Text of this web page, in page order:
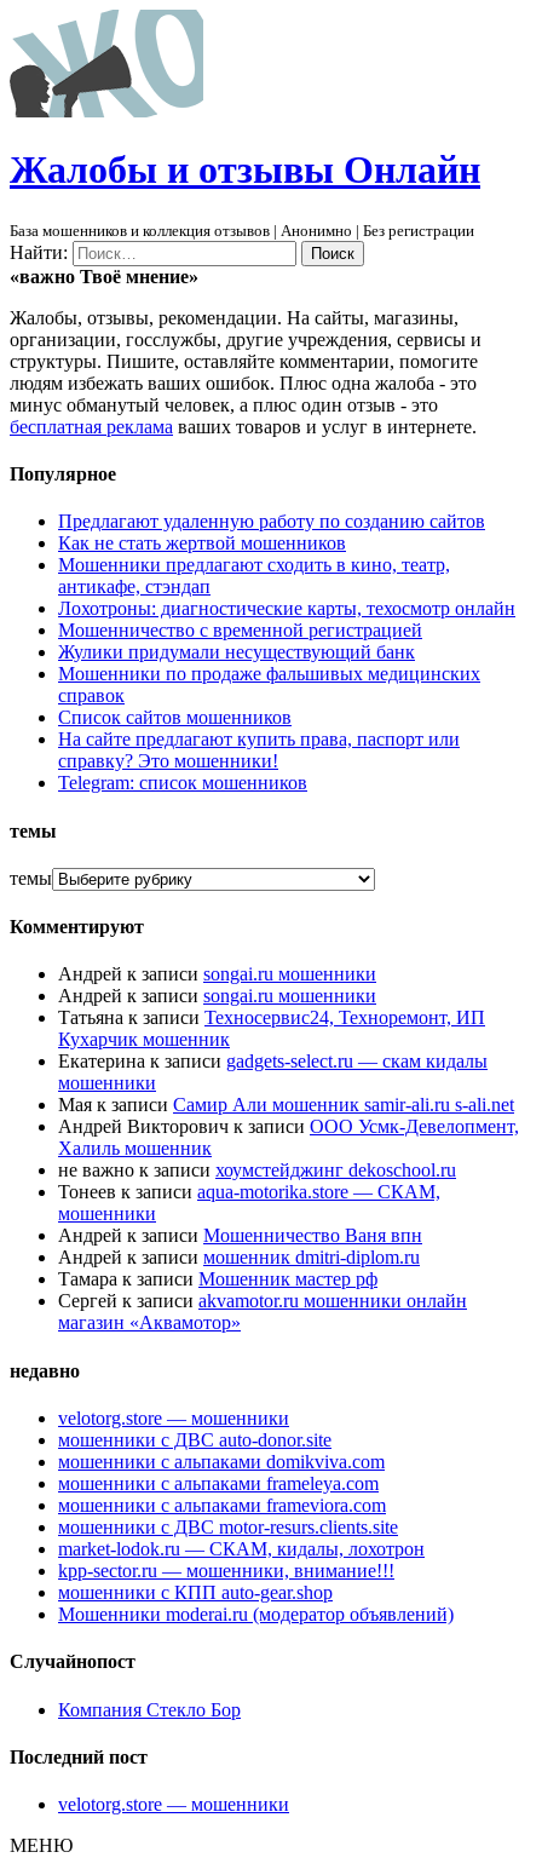
Жалобы и отзывы Онлайн
База мошенников и коллекция отзывов | Анонимно | Без регистрации
Найти:
«важно Твоё мнение»
Жалобы, отзывы, рекомендации. На сайты, магазины,
организации, госслужбы, другие учреждения, сервисы и
структуры. Пишите, оставляйте комментарии, помогите
людям избежать ваших ошибок. Плюс одна жалоба - это
минус обманутый человек, а плюс один отзыв - это
бесплатная реклама ваших товаров и услуг в интернете.
Популярное
Предлагают удаленную работу по созданию сайтов
Как не стать жертвой мошенников
Мошенники предлагают сходить в кино, театр,
антикафе, стэндап
Лохотроны: диагностические карты, техосмотр онлайн
Мошенничество с временной регистрацией
Жулики придумали несуществующий банк
Мошенники по продаже фальшивых медицинских
справок
Список сайтов мошенников
На сайте предлагают купить права, паспорт или
справку? Это мошенники!
Telegram: список мошенников
темы
темы
Комментируют
Андрей к записи songai.ru мошенники
Андрей к записи songai.ru мошенники
Татьяна к записи Техносервис24, Техноремонт, ИП
Кухарчик мошенник
Екатерина к записи gadgets-select.ru — скам кидалы
мошенники
Мая к записи Самир Али мошенник samir-ali.ru s-ali.net
Андрей Викторович к записи ООО Усмк-Девелопмент,
Халиль мошенник
не важно к записи хоумстейджинг dekoschool.ru
Тонеев к записи aqua-motorika.store — СКАМ,
мошенники
Андрей к записи Мошенничество Ваня впн
Андрей к записи мошенник dmitri-diplom.ru
Тамара к записи Мошенник мастер рф
Сергей к записи akvamotor.ru мошенники онлайн
магазин «Аквамотор»
недавно
velotorg.store — мошенники
мошенники с ДВС auto-donor.site
мошенники с альпаками domikviva.com
мошенники с альпаками frameleya.com
мошенники с альпаками frameviora.com
мошенники с ДВС motor-resurs.clients.site
market-lodok.ru — СКАМ, кидалы, лохотрон
kpp-sector.ru — мошенники, внимание!!!
мошенники с КПП auto-gear.shop
Мошенники moderai.ru (модератор объявлений)
Случайнопост
Компания Стекло Бор
Последний пост
velotorg.store — мошенники
МЕНЮ